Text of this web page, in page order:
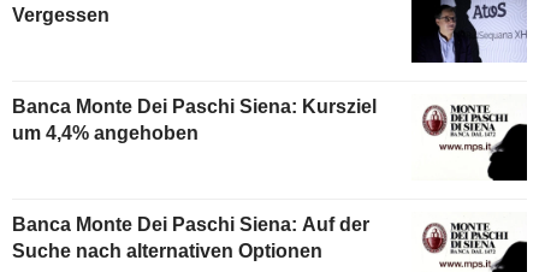
Vergessen
Banca Monte Dei Paschi Siena: Kursziel
um 4,4% angehoben
Banca Monte Dei Paschi Siena: Auf der
Suche nach alternativen Optionen